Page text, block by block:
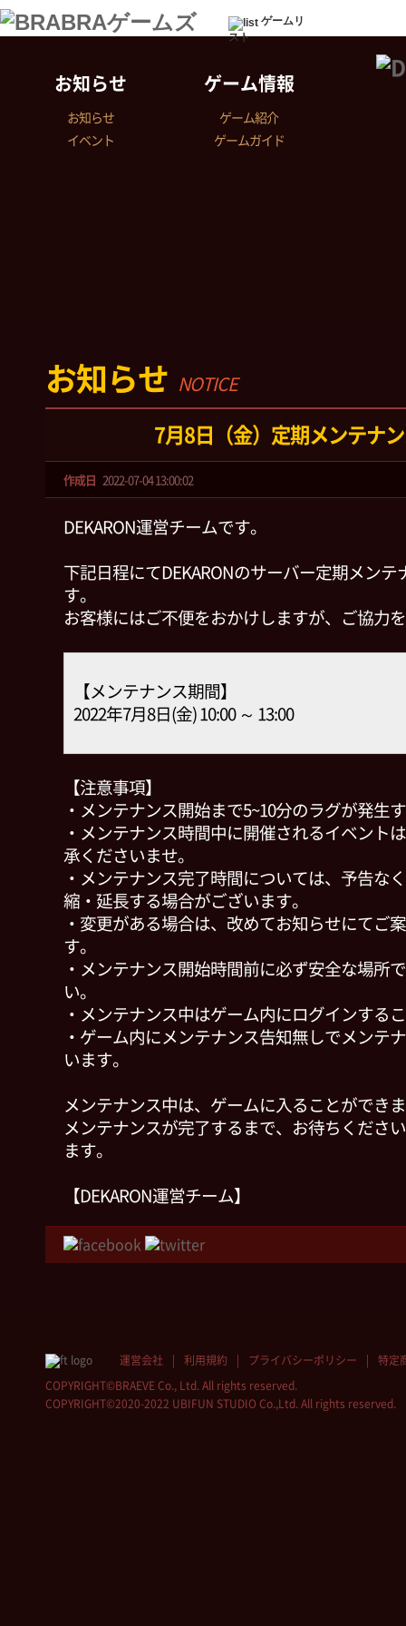
ゲームリ
スト
お知らせ
お知らせ
イベント
ゲーム情報
ゲーム紹介
ゲームガイド
お知らせ NOTICE
7月8日（金）定期メンテナ
作成日 2022-07-04 13:00:02
DEKARON運営チームです。
下記日程にてDEKARONのサーバー定期メン
す。
お客様にはご不便をおかけしますが、ご協力
【メンテナンス期間】
2022年7月8日(金) 10:00 ～ 13:00
【注意事項】
・メンテナンス開始まで5~10分のラグが発生
・メンテナンス時間中に開催されるイベント
承くださいませ。
・メンテナンス完了時間については、予告な
縮・延長する場合がございます。
・変更がある場合は、改めてお知らせにてご
す。
・メンテナンス開始時間前に必ず安全な場所
い。
・メンテナンス中はゲーム内にログインする
・ゲーム内にメンテナンス告知無しでメンテ
います。
メンテナンス中は、ゲームに入ることができ
メンテナンスが完了するまで、お待ちくださ
ます。
【DEKARON運営チーム】
運営会社 利用規約 プライバシーポリシー 特定
COPYRIGHT©BRAEVE Co., Ltd. All rights reserved.
COPYRIGHT©2020-2022 UBIFUN STUDIO Co.,Ltd. All rights reserved.